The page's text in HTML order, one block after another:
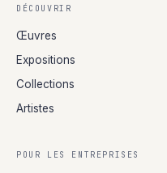
DÉCOUVRIR
Œuvres
Expositions
Collections
Artistes
POUR LES ENTREPRISES